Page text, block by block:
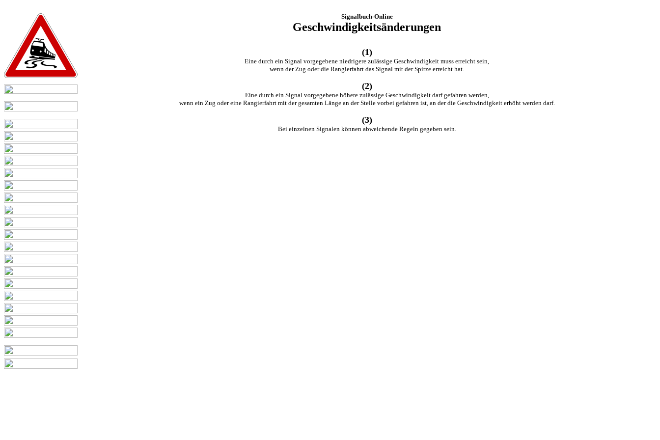
Signalbuch-Online
Geschwindigkeitsänderungen
(1)
Eine durch ein Signal vorgegebene niedrigere zulässige Geschwindigkeit muss erreicht sein,
wenn der Zug oder die Rangierfahrt das Signal mit der Spitze erreicht hat.
(2)
Eine durch ein Signal vorgegebene höhere zulässige Geschwindigkeit darf gefahren werden,
wenn ein Zug oder eine Rangierfahrt mit der gesamten Länge an der Stelle vorbei gefahren ist, an der die Geschwindigkeit erhöht werden darf.
(3)
Bei einzelnen Signalen können abweichende Regeln gegeben sein.